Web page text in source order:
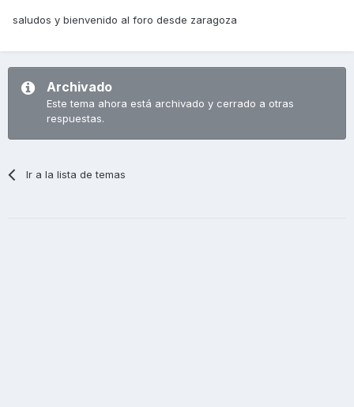
saludos y bienvenido al foro desde zaragoza
Archivado
Este tema ahora está archivado y cerrado a otras
respuestas.
Ir a la lista de temas